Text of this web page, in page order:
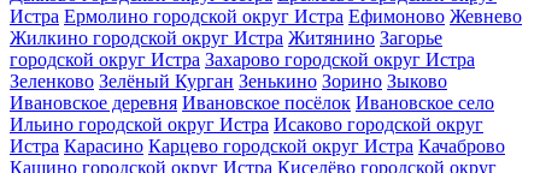
Истра Ермолино городской округ Истра Ефимоново Жевнево
Жилкино городской округ Истра Житянино Загорье
городской округ Истра Захарово городской округ Истра
Зеленково Зелёный Курган Зенькино Зорино Зыково
Ивановское деревня Ивановское посёлок Ивановское село
Ильино городской округ Истра Исаково городской округ
Истра Карасино Карцево городской округ Истра Качаброво
Кашино городской округ Истра Киселёво городской округ